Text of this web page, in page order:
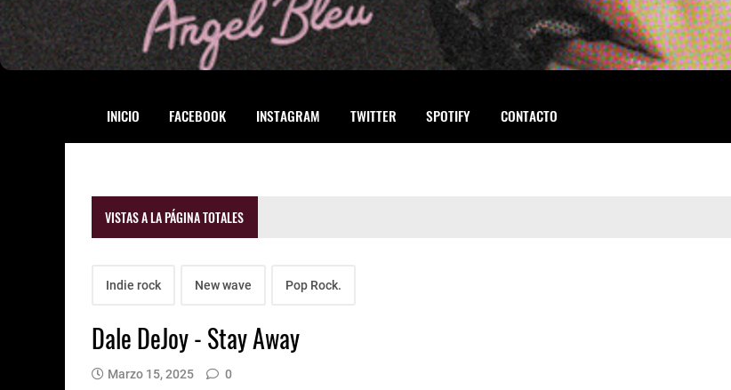
INICIO FACEBOOK INSTAGRAM TWITTER SPOTIFY CONTACTO
VISTAS A LA PÁGINA TOTALES
Indie rock New wave Pop Rock.
Dale DeJoy - Stay Away
Marzo 15, 2025 0